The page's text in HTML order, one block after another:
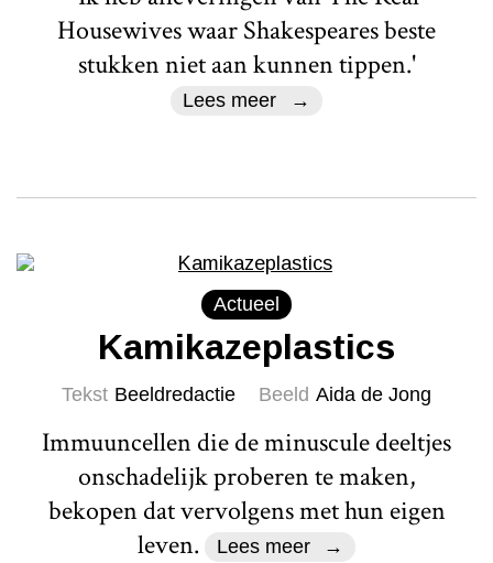
Housewives waar Shakespeares beste
stukken niet aan kunnen tippen.'
Lees meer
Actueel
Kamikazeplastics
Tekst Beeldredactie Beeld Aida de Jong
Immuuncellen die de minuscule deeltjes
onschadelijk proberen te maken,
bekopen dat vervolgens met hun eigen
leven.
Lees meer